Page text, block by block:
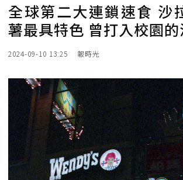
全球第二大連鎖速食 沙
薯最具特色 曾打入校園
2024-09-10 13:25 報時光